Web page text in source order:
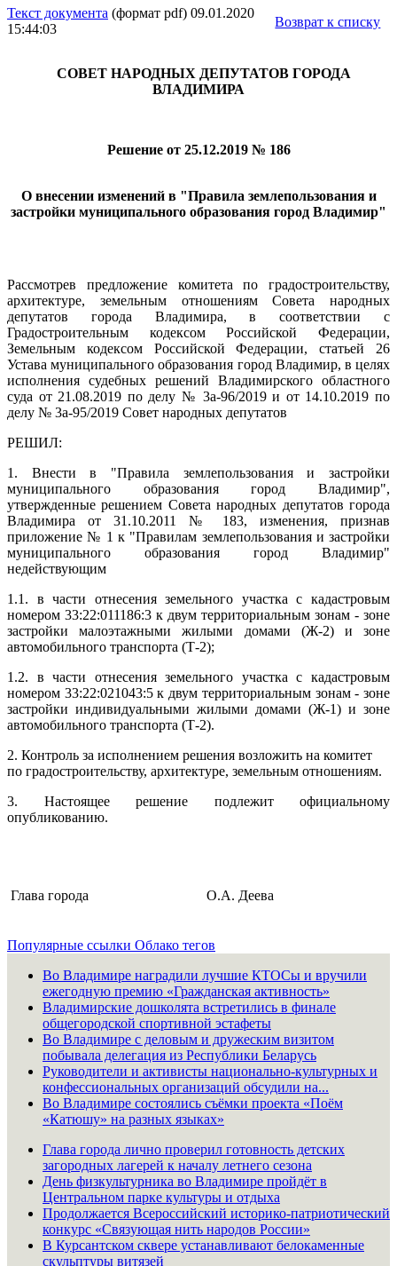
Текст документа (формат pdf) 09.01.2020
15:44:03
СОВЕТ НАРОДНЫХ ДЕПУТАТОВ ГОРОДА
ВЛАДИМИРА
Решение от 25.12.2019 № 186
О внесении изменений в "Правила землепользования и
застройки муниципального образования город Владимир"
Рассмотрев предложение комитета по градостроительству,
архитектуре, земельным отношениям Совета народных
депутатов города Владимира, в соответствии с
Градостроительным кодексом Российской Федерации,
Земельным кодексом Российской Федерации, статьей 26
Устава муниципального образования город Владимир, в целях
исполнения судебных решений Владимирского областного
суда от 21.08.2019 по делу № 3а-96/2019 и от 14.10.2019 по
делу № 3а-95/2019 Совет народных депутатов
РЕШИЛ:
1. Внести в "Правила землепользования и застройки
муниципального образования город Владимир",
утвержденные решением Совета народных депутатов города
Владимира от 31.10.2011 № 183, изменения, признав
приложение № 1 к "Правилам землепользования и застройки
муниципального образования город Владимир"
недействующим
1.1. в части отнесения земельного участка с кадастровым
номером 33:22:011186:3 к двум территориальным зонам - зоне
застройки малоэтажными жилыми домами (Ж-2) и зоне
автомобильного транспорта (Т-2);
1.2. в части отнесения земельного участка с кадастровым
номером 33:22:021043:5 к двум территориальным зонам - зоне
застройки индивидуальными жилыми домами (Ж-1) и зоне
автомобильного транспорта (Т-2).
2. Контроль за исполнением решения возложить на комитет
по градостроительству, архитектуре, земельным отношениям.
3. Настоящее решение подлежит официальному
опубликованию.
Глава города О.А. Деева
Возврат к списку
Популярные ссылки Облако тегов
Во Владимире наградили лучшие КТОСы и вручили
ежегодную премию «Гражданская активность»
Владимирские дошколята встретились в финале
общегородской спортивной эстафеты
Во Владимире с деловым и дружеским визитом
побывала делегация из Республики Беларусь
Руководители и активисты национально-культурных и
конфессиональных организаций обсудили на...
Во Владимире состоялись съёмки проекта «Поём
«Катюшу» на разных языках»
Глава города лично проверил готовность детских
загородных лагерей к началу летнего сезона
День физкультурника во Владимире пройдёт в
Центральном парке культуры и отдыха
Продолжается Всероссийский историко-патриотический
конкурс «Связующая нить народов России»
В Курсантском сквере устанавливают белокаменные
скульптуры витязей